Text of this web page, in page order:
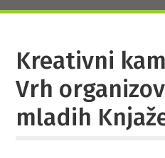
Kreativni
Vrh
mladih